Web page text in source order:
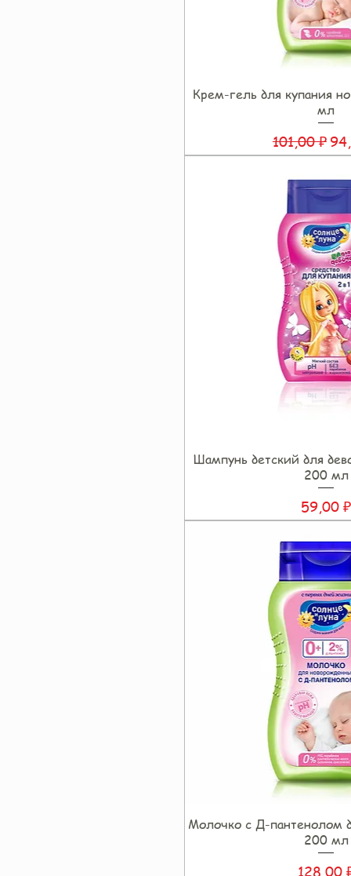
Быстрый
Крем-гель для купания
мл
Обычная
101,00 ₽
Быстрый
Шампунь детский для
200 мл
Цена
59,00 ₽
Быстрый
Молочко с Д-пантенолом
200 мл
Цена
128,00